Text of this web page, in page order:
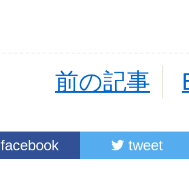
前の記事
facebook tweet